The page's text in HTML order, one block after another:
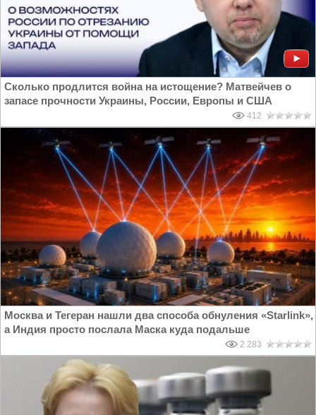
Сколько продлится война на истощение? Матвейчев о
запасе прочности Украины, России, Европы и США
412
Москва и Тегеран нашли два способа обнуления «Starlink»,
а Индия просто послала Маска куда подальше
2 283